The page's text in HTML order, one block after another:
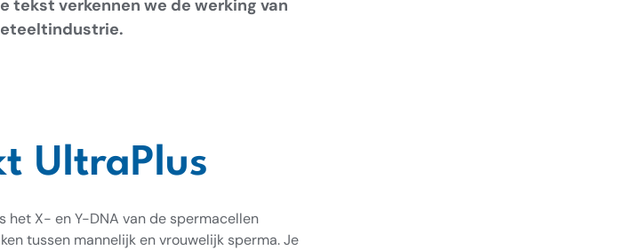
tekst verkennen we de werking van
UltraPlus
het X- en Y-DNA van de spermacellen
tussen mannelijk en vrouwelijk sperma. Je